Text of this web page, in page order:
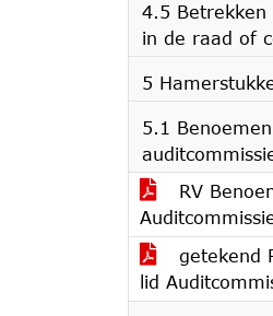
4.5
in de raad of
5
5.1
RV
getekend
lid